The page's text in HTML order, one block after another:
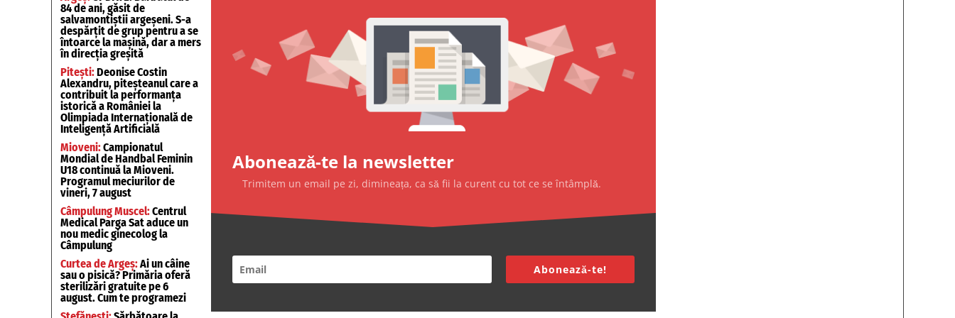
84 de ani, găsit de
salvamontiștii argeșeni. S-a
despărțit de grup pentru a se
întoarce la mașină, dar a mers
în direcția greșită
Pitești:Deonise Costin
Alexandru, piteșteanul care a
contribuit la performanța
istorică a României la
Olimpiada Internațională de
Inteligență Artificială
Mioveni:Campionatul
Mondial de Handbal Feminin
U18 continuă la Mioveni.
Programul meciurilor de
vineri, 7 august
Câmpulung Muscel:Centrul
Medical Parga Sat aduce un
nou medic ginecolog la
Câmpulung
Curtea de Argeș:Ai un câine
sau o pisică? Primăria oferă
sterilizări gratuite pe 6
august. Cum te programezi
Abonează-te la newsletter
Trimitem un email pe zi, dimineața, ca să fii la curent cu tot ce se întâmplă.
Abonează-te!